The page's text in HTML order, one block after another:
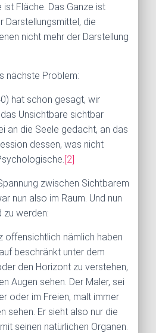
ist Fläche. Das Ganze ist
Darstellungsmittel, die
nicht mehr der Darstellung
nächste Problem:
hat schon gesagt, wir
Unsichtbare sichtbar
an die Seele gedacht, an das
dessen, was nicht
[2]
zwischen Sichtbarem
nun also im Raum. Und nun
zu werden:
offensichtlich nämlich haben
beschränkt unter dem
den Horizont zu verstehen,
Augen sehen. Der Maler, sei
oder im Freien, malt immer
sehen. Er sieht also nur die
seinen natürlichen Organen.